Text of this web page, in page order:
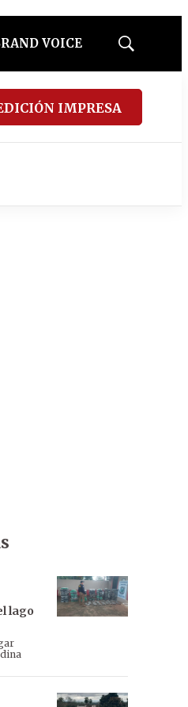
VOICE
Mostrar
IMPRESA
lago